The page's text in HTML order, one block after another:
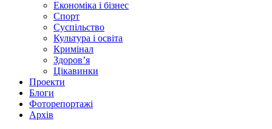
Економіка і бізнес
Спорт
Суспільство
Культура і освіта
Кримінал
Здоров’я
Цікавинки
Проекти
Блоги
Фоторепортажі
Архів